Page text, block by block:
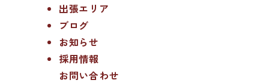
出張エリア
ブログ
お知らせ
採用情報
お問い合わせ